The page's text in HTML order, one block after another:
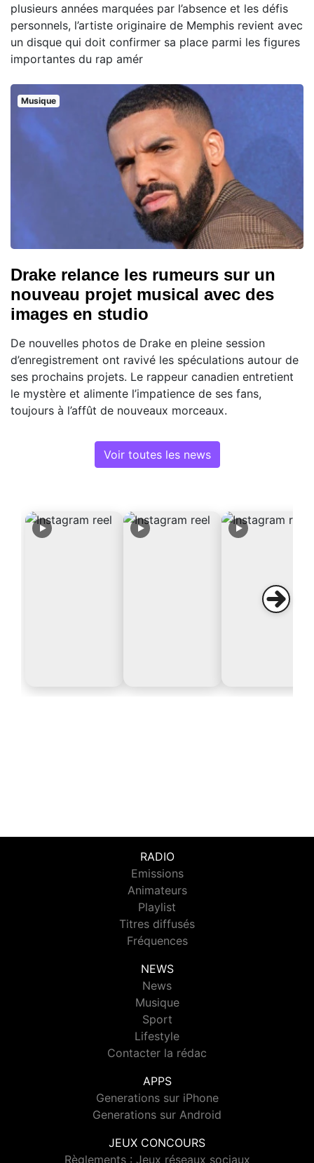
plusieurs années marquées par l’absence et les défis
personnels, l’artiste originaire de Memphis revient avec
un disque qui doit confirmer sa place parmi les figures
importantes du rap amér
Musique
Drake relance les rumeurs sur un
nouveau projet musical avec des
images en studio
De nouvelles photos de Drake en pleine session
d’enregistrement ont ravivé les spéculations autour de
ses prochains projets. Le rappeur canadien entretient
le mystère et alimente l’impatience de ses fans,
toujours à l’affût de nouveaux morceaux.
Voir toutes les news
RADIO
Emissions
Animateurs
Playlist
Titres diffusés
Fréquences
NEWS
News
Musique
Sport
Lifestyle
Contacter la rédac
APPS
Generations sur iPhone
Generations sur Android
JEUX CONCOURS
Règlements : Jeux réseaux sociaux